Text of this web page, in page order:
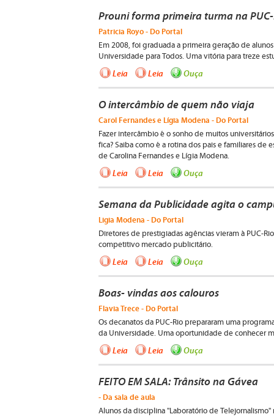
Prouni forma primeira turma na
Patricia Royo - Do Portal
Em 2008, foi graduada a primeira geração de
Universidade para Todos. Uma vitória para treze
Leia Leia Ouça
O intercâmbio de quem não viaja
Carol Fernandes e Lígia Modena - Do Portal
Fazer intercâmbio é o sonho de muitos
fica? Saiba como é a rotina dos pais e familiares
de Carolina Fernandes e Lígia Modena.
Leia Leia Ouça
Semana da Publicidade agita o
Ligia Modena - Do Portal
Diretores de prestigiadas agências vieram à PUC-
competitivo mercado publicitário.
Leia Leia Ouça
Boas- vindas aos calouros
Flavia Trece - Do Portal
Os decanatos da PUC-Rio prepararam uma
da Universidade. Uma oportunidade de conhecer
Leia Leia Ouça
FEITO EM SALA: Trânsito na Gávea
- Da sala de aula
Alunos da disciplina "Laboratório de